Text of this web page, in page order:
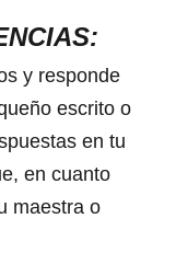
y responde
escrito o
en tu
en cuanto
maestra o